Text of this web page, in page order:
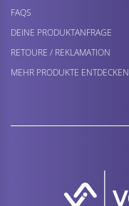
FAQS
DEINE PRODUKTANFRAGE
RETOURE / REKLAMATION
MEHR PRODUKTE ENTDECKEN